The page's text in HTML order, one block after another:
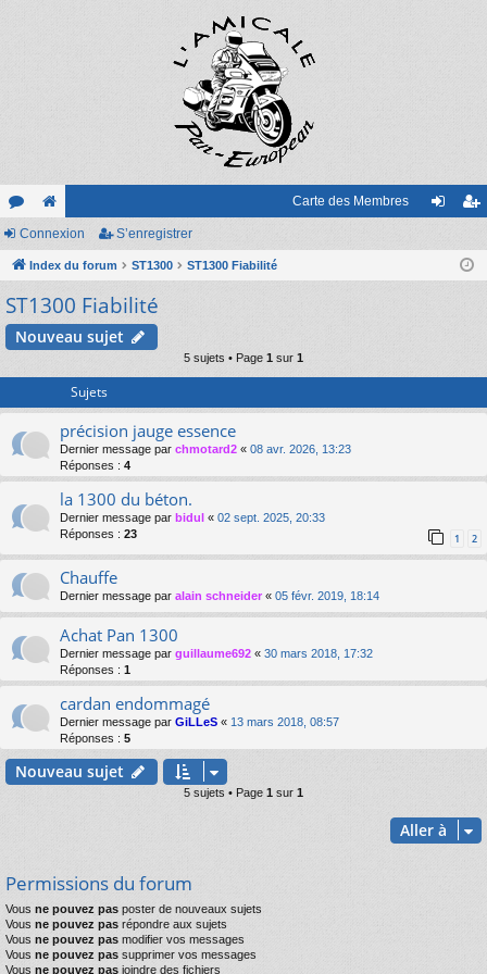
or
u
m
e
sit
e
Carte des Membres
nr
Connexion S’enregistrer
Index du forum ST1300 ST1300 Fiabilité
ST1300 Fiabilité
Nouveau sujet
5 sujets • Page 1 sur 1
Sujets
précision jauge essence
Dernier message par chmotard2 « 08 avr. 2026, 13:23
Réponses : 4
la 1300 du béton.
Dernier message par bidul « 02 sept. 2025, 20:33
Réponses : 23 1 2
Chauffe
Dernier message par alain schneider « 05 févr. 2019, 18:14
Achat Pan 1300
Dernier message par guillaume692 « 30 mars 2018, 17:32
Réponses : 1
cardan endommagé
Dernier message par GiLLeS « 13 mars 2018, 08:57
Réponses : 5
Nouveau sujet
5 sujets • Page 1 sur 1
Aller à
Permissions du forum
Vous ne pouvez pas poster de nouveaux sujets
Vous ne pouvez pas répondre aux sujets
Vous ne pouvez pas modifier vos messages
Vous ne pouvez pas supprimer vos messages
Vous ne pouvez pas joindre des fichiers